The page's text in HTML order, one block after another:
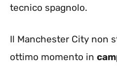
tecnico spagnolo.
Il Manchester City non
ottimo momento in